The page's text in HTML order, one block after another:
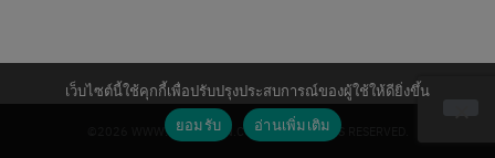
©2026 WWW.PROVISION.CO.TH. ALL RIGHTS RESERVED.
เว็บไซต์นี้ใช้คุกกี้เพื่อปรับปรุงประสบการณ์ของผู้ใช้ให้ดียิ่งขึ้น
ยอมรับ
อ่านเพิ่มเติม